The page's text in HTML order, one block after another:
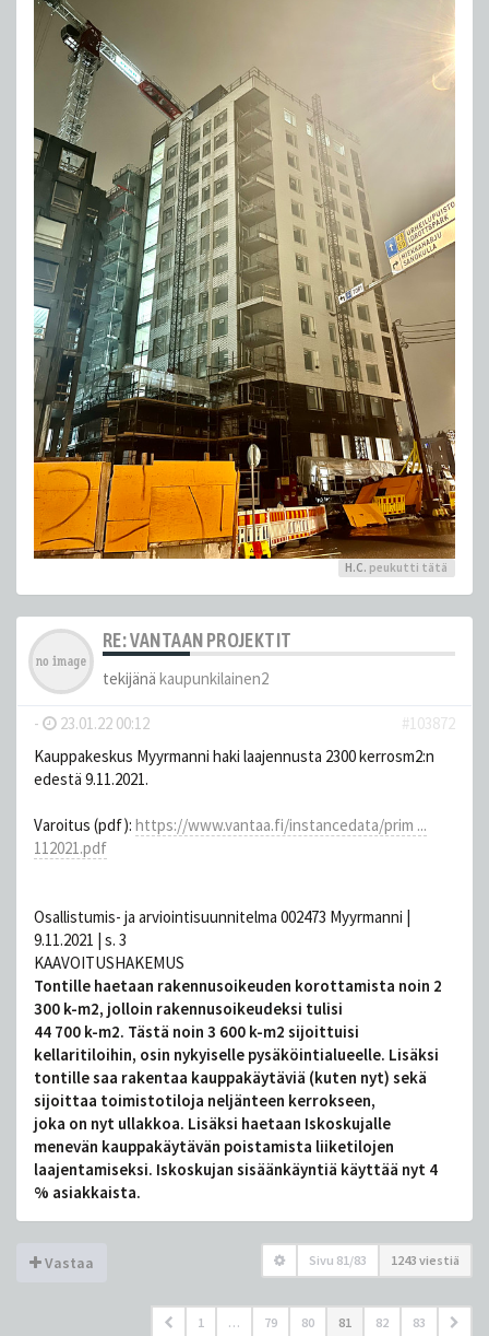
H.C. peukutti tätä
RE: VANTAAN PROJEKTIT
tekijänä kaupunkilainen2
- 23.01.22 00:12
#103872
Kauppakeskus Myyrmanni haki laajennusta 2300 kerrosm2:n
edestä 9.11.2021.
Varoitus (pdf): https://www.vantaa.fi/instancedata/prim ...
112021.pdf
Osallistumis- ja arviointisuunnitelma 002473 Myyrmanni |
9.11.2021 | s. 3
KAAVOITUSHAKEMUS
Tontille haetaan rakennusoikeuden korottamista noin 2
300 k-m2, jolloin rakennusoikeudeksi tulisi
44 700 k-m2. Tästä noin 3 600 k-m2 sijoittuisi
kellaritiloihin, osin nykyiselle pysäköintialueelle. Lisäksi
tontille saa rakentaa kauppakäytäviä (kuten nyt) sekä
sijoittaa toimistotiloja neljänteen kerrokseen,
joka on nyt ullakkoa. Lisäksi haetaan Iskoskujalle
menevän kauppakäytävän poistamista liiketilojen
laajentamiseksi. Iskoskujan sisäänkäyntiä käyttää nyt 4
% asiakkaista.
Vastaa Sivu 81/83 1243 viestiä
1 … 79 80 81 82 83